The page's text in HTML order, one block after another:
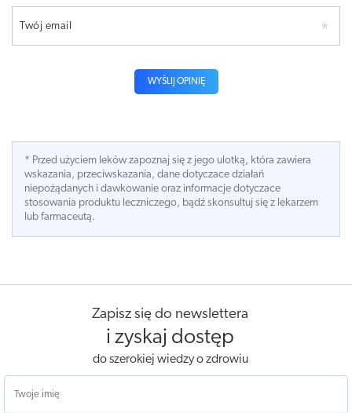
Twój email
WYŚLIJ OPINIĘ
* Przed użyciem leków zapoznaj się z jego ulotką, która zawiera
wskazania, przeciwskazania, dane dotyczace działań
niepożądanych i dawkowanie oraz informacje dotyczace
stosowania produktu leczniczego, bądź skonsultuj się z lekarzem
lub farmaceutą.
Zapisz się do newslettera
i zyskaj dostęp
do szerokiej wiedzy o zdrowiu